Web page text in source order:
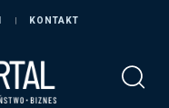
KONTAKT